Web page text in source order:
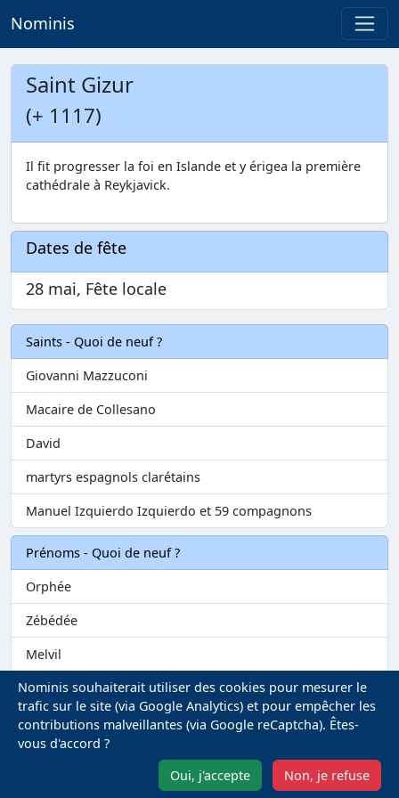
Nominis
Saint Gizur
(+ 1117)
Il fit progresser la foi en Islande et y érigea la première
cathédrale à Reykjavick.
Dates de fête
28 mai, Fête locale
Saints - Quoi de neuf ?
Giovanni Mazzuconi
Macaire de Collesano
David
martyrs espagnols clarétains
Manuel Izquierdo Izquierdo et 59 compagnons
Prénoms - Quoi de neuf ?
Orphée
Zébédée
Melvil
Matilin
Marie-Fontenelle
Mentions légales
Nominis souhaiterait utiliser des cookies pour mesurer le
trafic sur le site (via Google Analytics) et pour empêcher les
contributions malveillantes (via Google reCaptcha). Êtes-
vous d'accord ?
Oui, j'accepte
Non, je refuse